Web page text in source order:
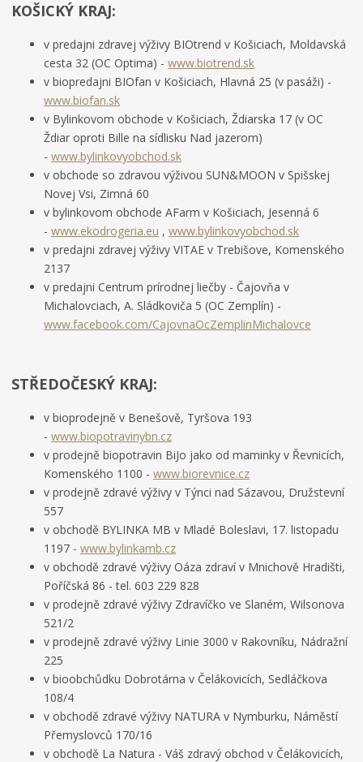
KOŠICKÝ KRAJ:
v predajni zdravej výživy BIOtrend v Košiciach, Moldavská
cesta 32 (OC Optima) -www.biotrend.sk
v biopredajni BIOfan v Košiciach, Hlavná 25 (v pasáži) -
www.biofan.sk
v Bylinkovom obchode v Košiciach, Ždiarska 17 (v OC
Ždiar oproti Bille na sídlisku Nad jazerom)
-www.bylinkovyobchod.sk
v obchode so zdravou výživou SUN&MOON v Spišskej
Novej Vsi, Zimná 60
v bylinkovom obchode AFarm v Košiciach, Jesenná 6
-www.ekodrogeria.eu ,www.bylinkovyobchod.sk
v predajni zdravej výživy VITAE v Trebišove, Komenského
2137
v predajni Centrum prírodnej liečby - Čajovňa v
Michalovciach, A. Sládkoviča 5 (OC Zemplín) -
www.facebook.com/CajovnaOcZemplinMichalovce
STŘEDOČESKÝ KRAJ:
v bioprodejně v Benešově, Tyršova 193
-www.biopotravinybn.cz
v prodejně biopotravin BiJo jako od maminky v Řevnicích,
Komenského 1100 -www.biorevnice.cz
v prodejně zdravé výživy v Týnci nad Sázavou, Družstevní
557
v obchodě BYLINKA MB v Mladé Boleslavi, 17. listopadu
1197 -www.bylinkamb.cz
v obchodě zdravé výživy Oáza zdraví v Mnichově Hradišti,
Poříčská 86 - tel. 603 229 828
v prodejně zdravé výživy Zdravíčko ve Slaném, Wilsonova
521/2
v prodejně zdravé výživy Linie 3000 v Rakovníku, Nádražní
225
v bioobchůdku Dobrotárna v Čelákovicích, Sedláčkova
108/4
v obchodě zdravé výživy NATURA v Nymburku, Náměstí
Přemyslovců 170/16
v obchodě La Natura - Váš zdravý obchod v Čelákovicích,